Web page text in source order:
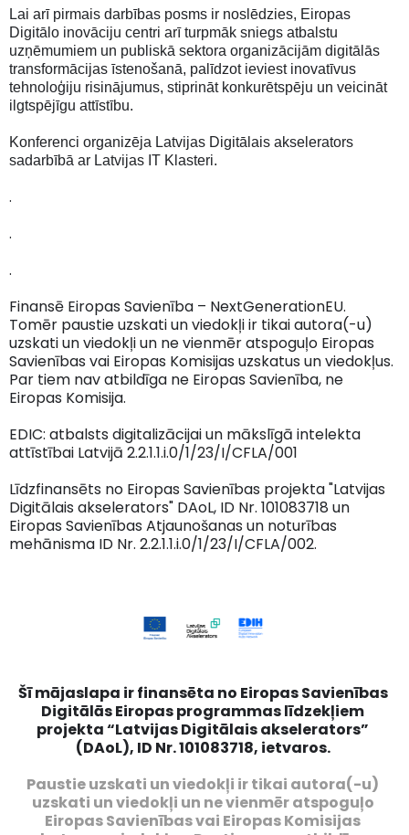
Lai arī pirmais darbības posms ir noslēdzies, Eiropas
Digitālo inovāciju centri arī turpmāk sniegs atbalstu
uzņēmumiem un publiskā sektora organizācijām digitālās
transformācijas īstenošanā, palīdzot ieviest inovatīvus
tehnoloģiju risinājumus, stiprināt konkurētspēju un veicināt
ilgtspējīgu attīstību.
Konferenci organizēja Latvijas Digitālais akselerators
sadarbībā ar Latvijas IT Klasteri.
.
.
.
Finansē Eiropas Savienība – NextGenerationEU.
Tomēr paustie uzskati un viedokļi ir tikai autora(-u)
uzskati un viedokļi un ne vienmēr atspoguļo Eiropas
Savienības vai Eiropas Komisijas uzskatus un viedokļus.
Par tiem nav atbildīga ne Eiropas Savienība, ne
Eiropas Komisija.
EDIC: atbalsts digitalizācijai un mākslīgā intelekta
attīstībai Latvijā 2.2.1.1.i.0/1/23/I/CFLA/001
Līdzfinansēts no Eiropas Savienības projekta "Latvijas
Digitālais akselerators" DAoL, ID Nr. 101083718 un
Eiropas Savienības Atjaunošanas un noturības
mehānisma ID Nr. 2.2.1.1.i.0/1/23/I/CFLA/002.
Šī mājaslapa ir finansēta no Eiropas Savienības
Digitālās Eiropas programmas līdzekļiem
projekta “Latvijas Digitālais akselerators”
(DAoL), ID Nr. 101083718, ietvaros.
Paustie uzskati un viedokļi ir tikai autora(-u)
uzskati un viedokļi un ne vienmēr atspoguļo
Eiropas Savienības vai Eiropas Komisijas